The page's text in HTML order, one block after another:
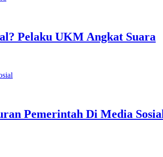
Pelaku UKM Angkat Suara
Pemerintah Di Media Sosial